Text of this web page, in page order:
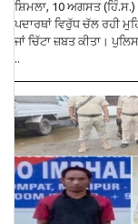
ਸ਼ਿਮਲਾ, 10 ਅਗਸਤ
ਪਦਾਰਥਾਂ ਵਿਰੁੱਧ ਚੱਲ ਰਹੀ
ਜਾਂ ਚਿੱਟਾ ਜ਼ਬਤ ਕੀਤਾ।
..